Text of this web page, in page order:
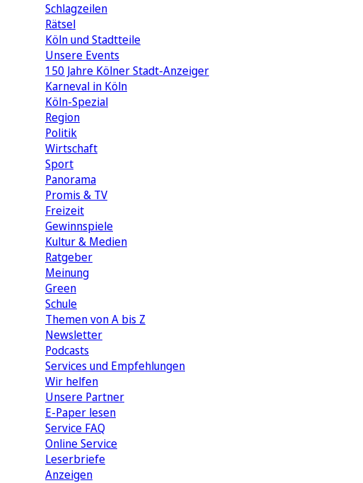
Schlagzeilen
Rätsel
Köln und Stadtteile
Unsere Events
150 Jahre Kölner Stadt-Anzeiger
Karneval in Köln
Köln-Spezial
Region
Politik
Wirtschaft
Sport
Panorama
Promis & TV
Freizeit
Gewinnspiele
Kultur & Medien
Ratgeber
Meinung
Green
Schule
Themen von A bis Z
Newsletter
Podcasts
Services und Empfehlungen
Wir helfen
Unsere Partner
E-Paper lesen
Service FAQ
Online Service
Leserbriefe
Anzeigen